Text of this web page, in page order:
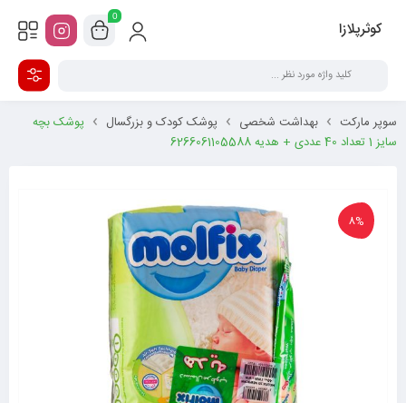
کوثرپلازا
0
سوپر مارکت بهداشت شخصی پوشک کودک و بزرگسال
پوشک بچه
سایز 1 تعداد 40 عددی + هدیه 6266061105588
8%